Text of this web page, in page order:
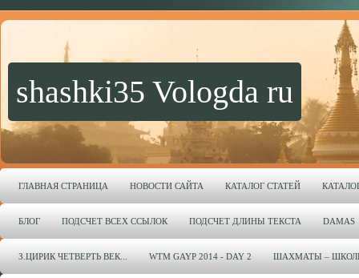
shashki35 Vologda ru
ГЛАВНАЯ СТРАНИЦА НОВОСТИ САЙТА КАТАЛОГ СТАТЕЙ
БЛОГ ПОДСЧЕТ ВСЕХ ССЫЛОК ПОДСЧЕТ ДЛИНЫ ТЕКСТА DAMAS
З.ЦИРИК ЧЕТВЕРТЬ ВЕК... WTM GAYP 2014 - DAY 2 ШАХМАТЫ –